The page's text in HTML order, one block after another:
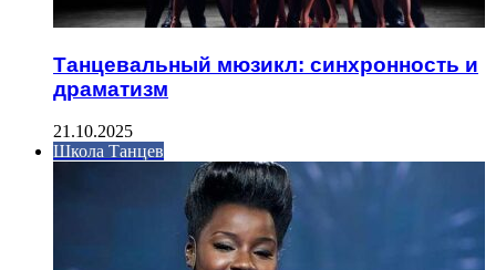
Танцевальный мюзикл: синхронность и
драматизм
21.10.2025
Школа Танцев